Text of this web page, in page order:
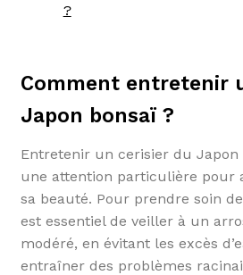
?
Comment entretenir
Japon bonsaï ?
Entretenir un cerisier du Japon
une attention particulière pour
sa beauté. Pour prendre soin
est essentiel de veiller à un
modéré, en évitant les excès
entraîner des problèmes